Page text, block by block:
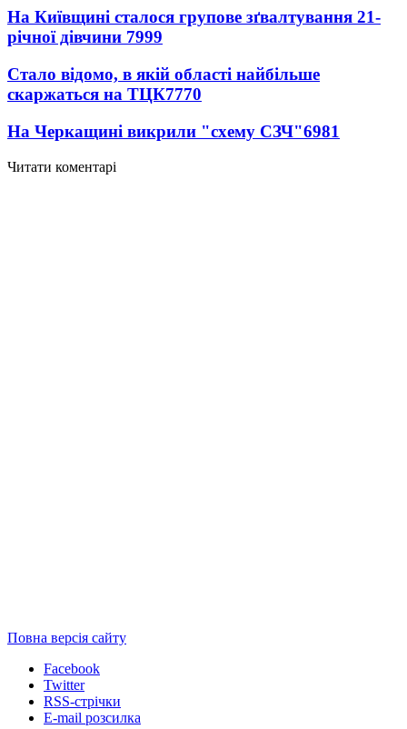
На Київщині сталося групове зґвалтування 21-
річної дівчини 7999
Стало відомо, в якій області найбільше
скаржаться на ТЦК7770
На Черкащині викрили "схему СЗЧ"6981
Читати коментарі
Повна версія сайту
Facebook
Twitter
RSS-стрічки
E-mail розсилка